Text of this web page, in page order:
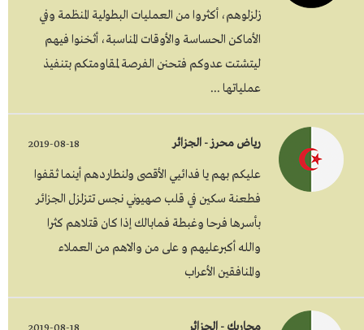
زلزلوهم، أكثروا من العمليات البطولية المنظمة وفي
الأماكن الحساسة والأوقات المناسبة، أثخنوا فيهم
ليتشتت عدوكم فتحنن الفرصة لمقاومتكم بتنفيذ
عملياتها ...
رياض محرز - الجزائر 2019-08-18
عليكم بهم يا فدائيي الأقصى ولنطاردهم أينما ثقفوا
فطعنة سكين في قلب صهيوني نجس تتزلزل الجزائر
بأسرها فرحا وغبطة فمابالك إذا كان قتلاهم كثرا
والله أكبرعليهم و على من والاهم من العملاء
والمنافقين الأعراب
محاربك - الجزائر